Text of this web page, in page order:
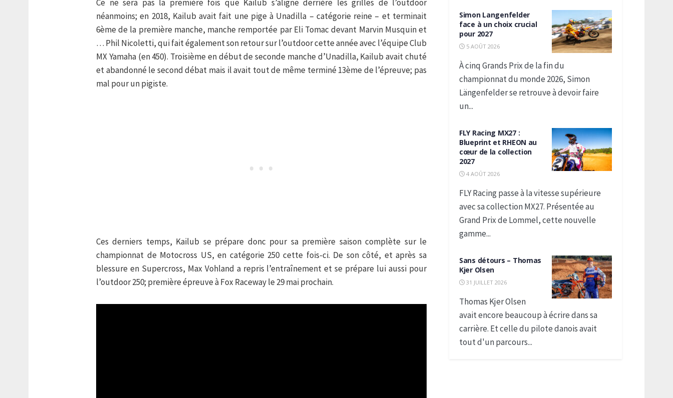
Ce ne sera pas la première fois que Kailub s’aligne derrière les grilles de l’outdoor
néanmoins; en 2018, Kailub avait fait une pige à Unadilla – catégorie reine – et terminait
6ème de la première manche, manche remportée par Eli Tomac devant Marvin Musquin et
… Phil Nicoletti, qui fait également son retour sur l’outdoor cette année avec l’équipe Club
MX Yamaha (en 450). Troisième en début de seconde manche d’Unadilla, Kailub avait chuté
et abandonné le second débat mais il avait tout de même terminé 13ème de l’épreuve; pas
mal pour un pigiste.
Ces derniers temps, Kailub se prépare donc pour sa première saison complète sur le
championnat de Motocross US, en catégorie 250 cette fois-ci. De son côté, et après sa
blessure en Supercross, Max Vohland a repris l’entraînement et se prépare lui aussi pour
l’outdoor 250; première épreuve à Fox Raceway le 29 mai prochain.
Simon Langenfelder
face à un choix crucial
pour 2027
5 AOÛT 2026
À cinq Grands Prix de la fin du
championnat du monde 2026, Simon
Längenfelder se retrouve à devoir faire
un...
FLY Racing MX27 :
Blueprint et RHEON au
cœur de la collection
2027
4 AOÛT 2026
FLY Racing passe à la vitesse supérieure
avec sa collection MX27. Présentée au
Grand Prix de Lommel, cette nouvelle
gamme...
Sans détours – Thomas
Kjer Olsen
31 JUILLET 2026
Thomas Kjer Olsen
avait encore beaucoup à écrire dans sa
carrière. Et celle du pilote danois avait
tout d'un parcours...